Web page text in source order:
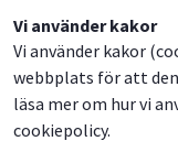
Vi använder kakor
Vi använder kakor
webbplats för att
läsa mer om hur vi
cookiepolicy.
Dela
på
Facebook
Dela
på
Twitter
Dela
på
LinkedIn
Dela
via
email